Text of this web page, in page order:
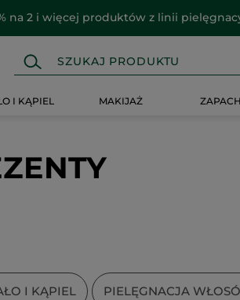
na 2 i więcej produktów z linii
I KĄPIEL MAKIJAŻ
I KĄPIEL PIELĘGNACJA